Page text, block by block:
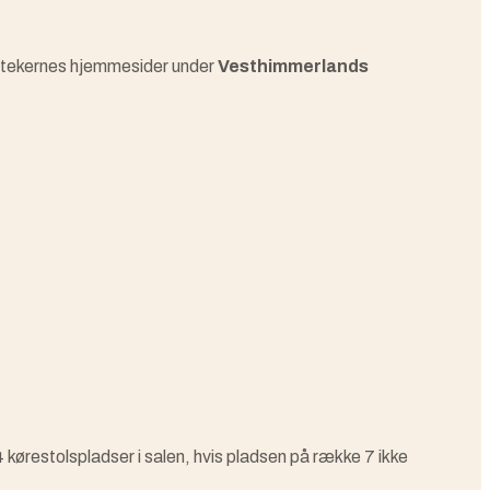
hjemmesider underVesthimmerlands
i salen, hvis pladsen på række 7 ikke